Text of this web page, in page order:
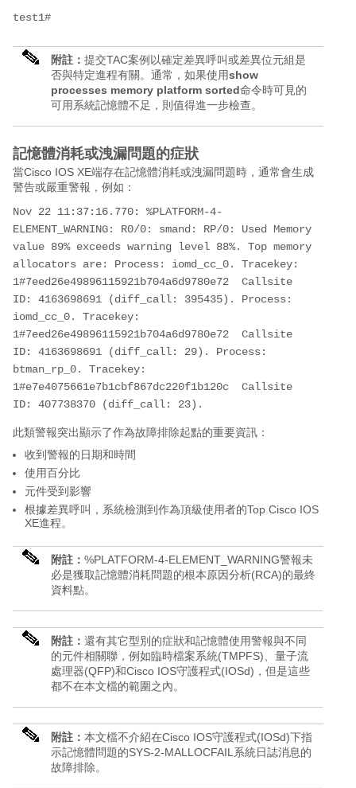
test1#
附註： 提交TAC案例以確定差異呼叫或差異位元組是
否與特定進程有關。通常，如果使用show
processes memory platform sorted命令時可見的
可用系統記憶體不足，則 值得進一步檢查。
記憶體消耗或洩漏問題的症狀
當Cisco IOS XE端存在記憶體消耗或洩漏問題時，通常會生成
警告或嚴重警報，例如：
Nov 22 11:37:16.770: %PLATFORM-4-
ELEMENT_WARNING: R0/0: smand: RP/0: Used Memory
value 89% exceeds warning level 88%. Top memory
allocators are: Process: iomd_cc_0. Tracekey:
1#7eed26e49896115921b704a6d9780e72  Callsite
ID: 4163698691 (diff_call: 395435). Process:
iomd_cc_0. Tracekey:
1#7eed26e49896115921b704a6d9780e72  Callsite
ID: 4163698691 (diff_call: 29). Process:
btman_rp_0. Tracekey:
1#e7e4075661e7b1cbf867dc220f1b120c  Callsite
ID: 407738370 (diff_call: 23).
此類警報突出顯示了作為故障排除起點的重要資訊：
收到警報的日期和時間
使用百分比
元件受到影響
根據差異呼叫，系統檢測到作為頂級使用者的Top Cisco IOS
XE進程。
附註： %PLATFORM-4-ELEMENT_WARNING警報未
必是獲取記憶體消耗問題的根本原因分析(RCA)的最終
資料點。
附註： 還有其它型別的症狀和記憶體使用警報與不同
的元件相關聯，例如臨時檔案系統(TMPFS)、量子流
處理器(QFP)和Cisco IOS守護程式(IOSd)，但是這些
都不在本文檔的範圍之內。
附註： 本文檔不介紹在Cisco IOS守護程式(IOSd)下指
示記憶體問題的SYS-2-MALLOCFAIL系統日誌消息的
故障排除。